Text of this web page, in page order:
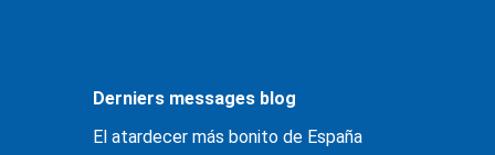
Derniers messages blog
El atardecer más bonito de España